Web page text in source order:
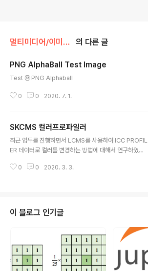
멀티미디어/이미지(Image) 의 다른 글
PNG AlphaBall Test Image
Test 용 PNG Alphaball
0 0 2020. 7. 1.
SKCMS 컬러프로파일러
최근 업무를 진행하면서 LCMS를 사용하여 ICC PROFIL
ER 데이터로 컬러를 변경하는 방법에 대해서 연구하였다.
용이 커서 실제 색상 변경하는 속도보다 transform을 만
s third-party skia . Contribute to cepiloth/skcms
development by creating an account on GitHub.
github.com SKCMS 관련하여서 포스팅을 할 예정이고
내가 하는 분야가 널리 하는 분..
0 0 2020. 3. 3.
이 블로그 인기글